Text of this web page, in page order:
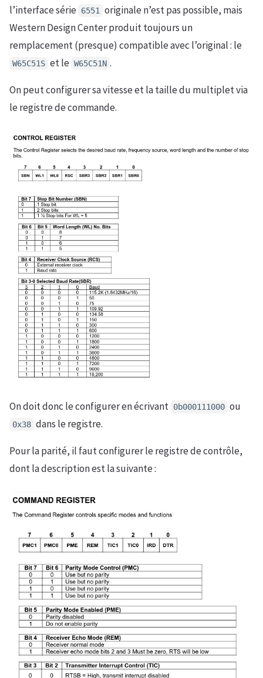
l’interface série 6551
originale n’est pas possible, mais
Western Design Center produit toujours un
remplacement (presque) compatible avec l’original : le
W65C51S et le W65C51N .
On peut configurer sa vitesse et la taille du multiplet via
le registre de commande.
On doit donc le configurer en écrivant 0b000111000 ou
0x38 dans le registre.
Pour la parité, il faut configurer le registre de contrôle,
dont la description est la suivante :